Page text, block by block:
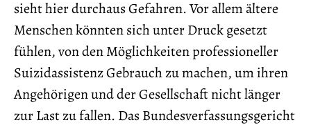
sieht hier durchaus Gefahren. Vor allem ältere
Menschen könnten sich unter Druck gesetzt
fühlen, von den Möglichkeiten professioneller
Suizidassistenz Gebrauch zu machen, um ihren
Angehörigen und der Gesellschaft nicht länger
zur Last zu fallen. Das Bundesverfassungsgericht